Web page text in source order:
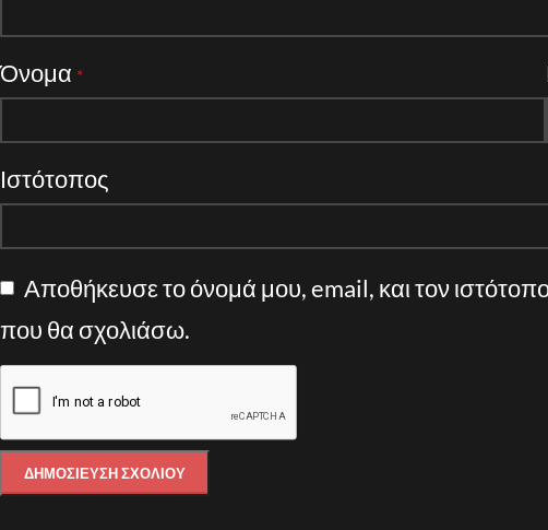
Όνομα *
Ιστότοπος
Αποθήκευσε το όνομά μου, email, και τον
που θα σχολιάσω.